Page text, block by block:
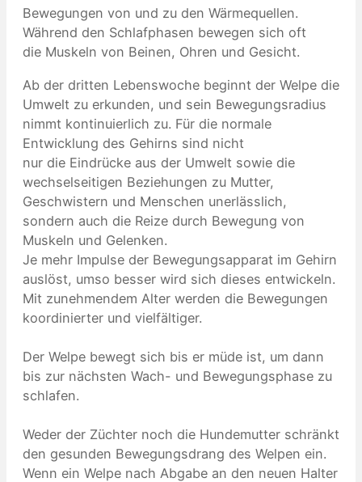
Bewegungen von und zu den Wärmequellen.
Während den Schlafphasen bewegen sich oft
die Muskeln von Beinen, Ohren und Gesicht.
Ab der dritten Lebenswoche beginnt der Welpe die
Umwelt zu erkunden, und sein Bewegungsradius
nimmt kontinuierlich zu. Für die normale
Entwicklung des Gehirns sind nicht
nur die Eindrücke aus der Umwelt sowie die
wechselseitigen Beziehungen zu Mutter,
Geschwistern und Menschen unerlässlich,
sondern auch die Reize durch Bewegung von
Muskeln und Gelenken.
Je mehr Impulse der Bewegungsapparat im Gehirn
auslöst, umso besser wird sich dieses entwickeln.
Mit zunehmendem Alter werden die Bewegungen
koordinierter und vielfältiger.
Der Welpe bewegt sich bis er müde ist, um dann
bis zur nächsten Wach- und Bewegungsphase zu
schlafen.
Weder der Züchter noch die Hundemutter schränkt
den gesunden Bewegungsdrang des Welpen ein.
Wenn ein Welpe nach Abgabe an den neuen Halter